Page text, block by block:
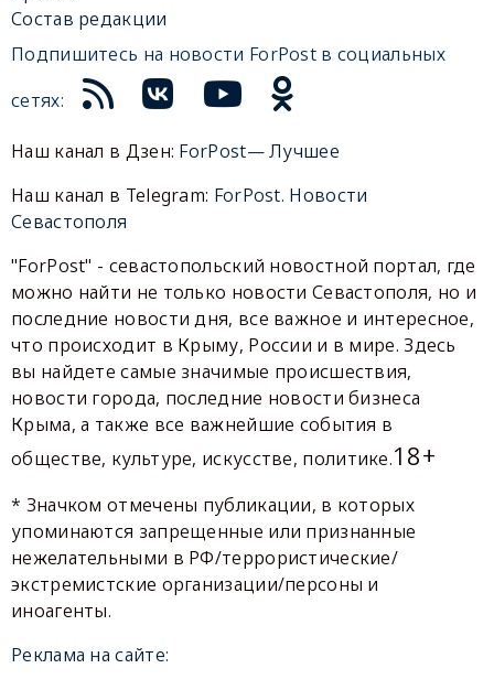
Состав редакции
Подпишитесь на новости ForPost в социальных
сетях:
Наш канал в Дзен: ForPost— Лучшее
Наш канал в Telegram: ForPost. Новости
Севастополя
"ForPost" - севастопольский новостной портал, где
можно найти не только новости Севастополя, но и
последние новости дня, все важное и интересное,
что происходит в Крыму, России и в мире. Здесь
вы найдете самые значимые происшествия,
новости города, последние новости бизнеса
Крыма, а также все важнейшие события в
обществе, культуре, искусстве, политике.18+
* Значком отмечены публикации, в которых
упоминаются запрещенные или признанные
нежелательными в РФ/террористические/
экстремистские организации/персоны и
иноагенты.
Реклама на сайте: